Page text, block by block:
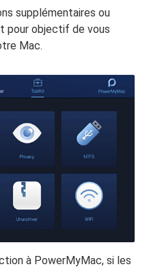
supplémentaires ou
pour objectif de vous
Mac.
à PowerMyMac, si les